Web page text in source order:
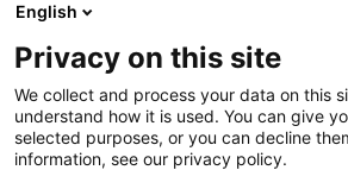
Contact
Helpdesk
Volg ons
English
Privacy on this site
We collect and process your data on this
understand how it is used. You can give
selected purposes, or you can decline
information, see our privacy policy.